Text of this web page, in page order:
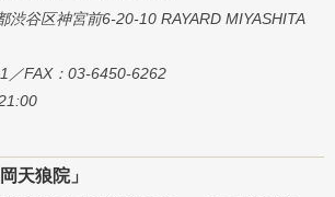
谷区神宮前6-20-10 RAYARD MIYASHITA
／FAX：03-6450-6262
天狼院」